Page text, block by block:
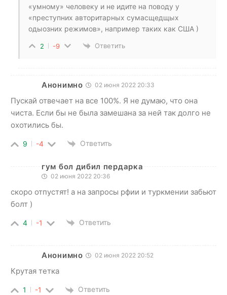
«умному» человеку и не идите на поводу у
«преступних авторитарных сумасщедщых
одыозних режимов», например таких как США )
2 -9 Ответить
Анонимно 02 июня 2022 20:33
Пускай отвечает на все 100%. Я не думаю, что она
чиста. Если бы не была замешана за ней так долго не
охотились бы.
9 -4 Ответить
гум бол дибил пердарка
02 июня 2022 20:36
скоро отпустят! а на запросы рфии и туркмении забьют
болт )
4 -1 Ответить
Анонимно 02 июня 2022 20:52
Крутая тетка
1 -1 Ответить